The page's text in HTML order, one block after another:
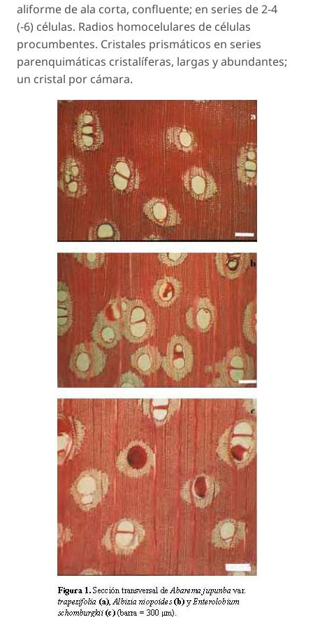
aliforme de ala corta, confluente; en series de 2-4
(-6) células. Radios homocelulares de células
procumbentes. Cristales prismáticos en series
parenquimáticas cristalíferas, largas y abundantes;
un cristal por cámara.